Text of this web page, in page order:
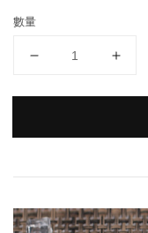
數量